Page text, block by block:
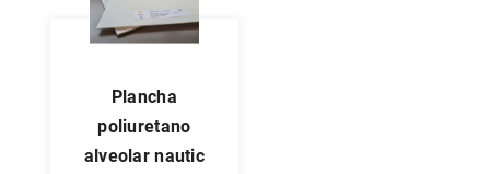
plancha
poliuretano
alveolar nautic